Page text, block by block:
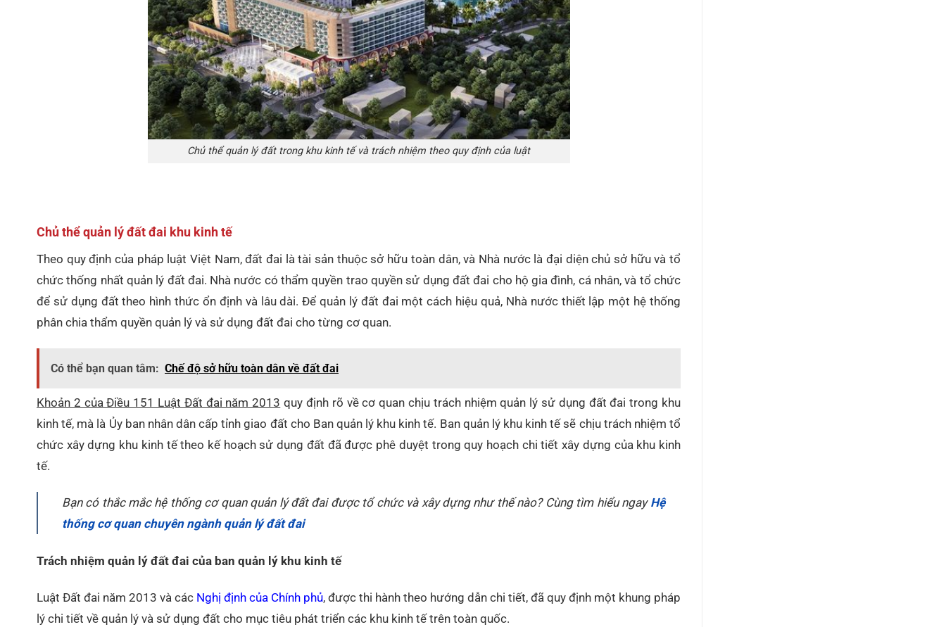
Chủ thể quản lý đất trong khu kinh tế và trách nhiệm theo quy định của luật
Chủ thể quản lý đất đai khu kinh tế
Theo quy định của pháp luật Việt Nam, đất đai là tài sản thuộc sở hữu toàn dân, và Nhà nước là đại diện chủ sở hữu và tổ
chức thống nhất quản lý đất đai. Nhà nước có thẩm quyền trao quyền sử dụng đất đai cho hộ gia đình, cá nhân, và tổ chức
để sử dụng đất theo hình thức ổn định và lâu dài. Để quản lý đất đai một cách hiệu quả, Nhà nước thiết lập một hệ thống
phân chia thẩm quyền quản lý và sử dụng đất đai cho từng cơ quan.
Có thể bạn quan tâm: Chế độ sở hữu toàn dân về đất đai
Khoản 2 của Điều 151 Luật Đất đai năm 2013 quy định rõ về cơ quan chịu trách nhiệm quản lý sử dụng đất đai trong khu
kinh tế, mà là Ủy ban nhân dân cấp tỉnh giao đất cho Ban quản lý khu kinh tế. Ban quản lý khu kinh tế sẽ chịu trách nhiệm tổ
chức xây dựng khu kinh tế theo kế hoạch sử dụng đất đã được phê duyệt trong quy hoạch chi tiết xây dựng của khu kinh
tế.
Bạn có thắc mắc hệ thống cơ quan quản lý đất đai được tổ chức và xây dựng như thế nào? Cùng tìm hiểu ngayHệ
thống cơ quan chuyên ngành quản lý đất đai
Trách nhiệm quản lý đất đai của ban quản lý khu kinh tế
Luật Đất đai năm 2013 và các Nghị định của Chính phủ, được thi hành theo hướng dẫn chi tiết, đã quy định một khung pháp
lý chi tiết về quản lý và sử dụng đất cho mục tiêu phát triển các khu kinh tế trên toàn quốc.